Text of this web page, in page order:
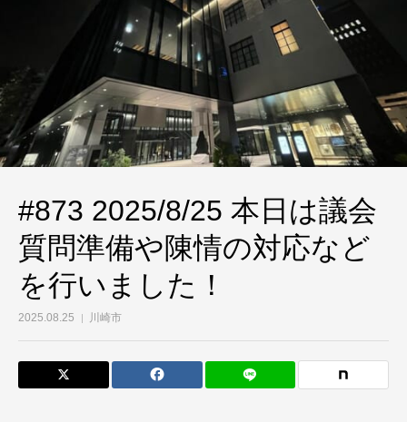
#873 2025/8/25 本日は議会
質問準備や陳情の対応など
を行いました！
2025.08.25 川崎市